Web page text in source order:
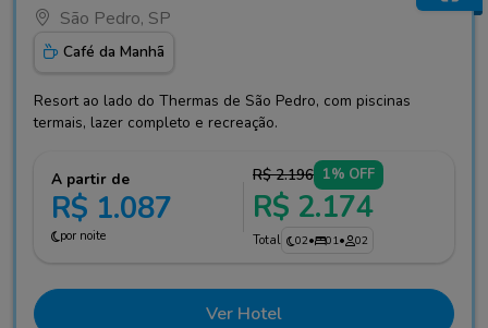
São Pedro, SP
Café da Manhã
Resort ao lado do Thermas de São Pedro, com piscinas
termais, lazer completo e recreação.
A partir de
R$ 1.087
por noite
R$ 2.196 1% OFF
R$ 2.174
Total 02• 01• 02
Ver Hotel